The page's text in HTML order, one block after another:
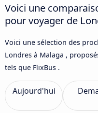
Voici une
pour voyager de
Voici une sélection des
Londres à Malaga ,
tels que FlixBus .
Aujourd'hui